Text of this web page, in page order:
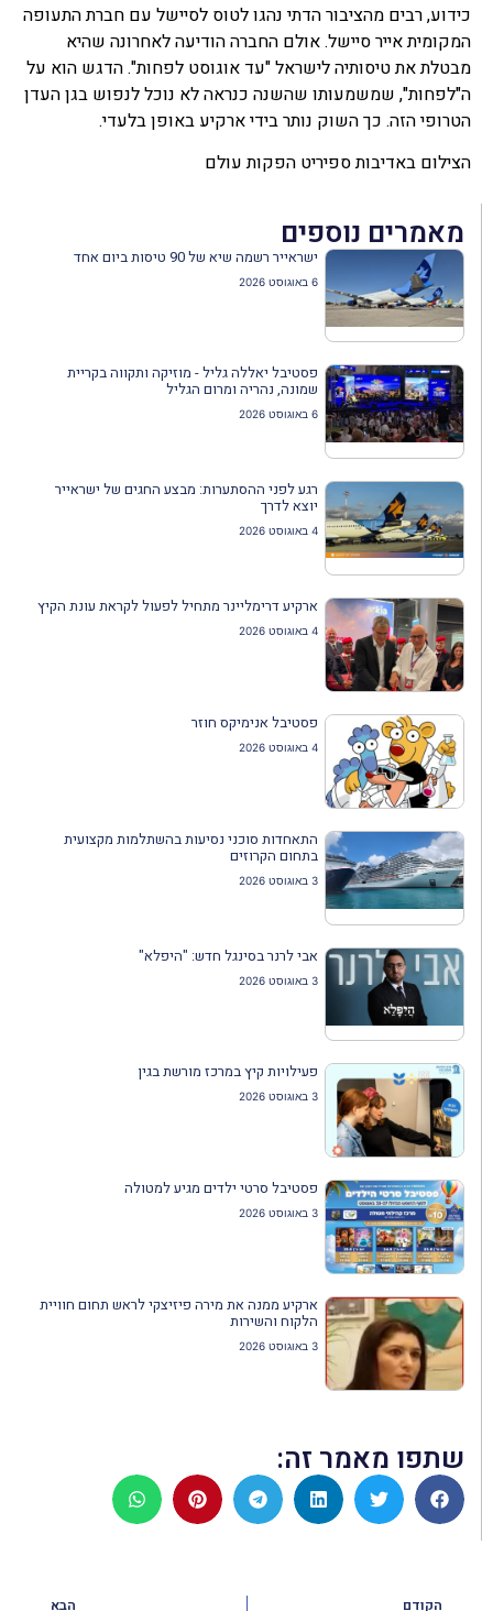
כידוע, רבים מהציבור הדתי נהגו לטוס לסיישל עם חברת התעופה
המקומית אייר סיישל. אולם החברה הודיעה לאחרונה שהיא
מבטלת את טיסותיה לישראל "עד אוגוסט לפחות". הדגש הוא על
ה"לפחות", שמשמעותו שהשנה כנראה לא נוכל לנפוש בגן העדן
הטרופי הזה. כך השוק נותר בידי ארקיע באופן בלעדי.
הצילום באדיבות ספיריט הפקות עולם
מאמרים נוספים
ישראייר רשמה שיא של 90 טיסות ביום אחד
6 באוגוסט 2026
פסטיבל יאללה גליל - מוזיקה ותקווה בקריית
שמונה, נהריה ומרום הגליל
6 באוגוסט 2026
רגע לפני ההסתערות: מבצע החגים של ישראייר
יוצא לדרך
4 באוגוסט 2026
ארקיע דרימליינר מתחיל לפעול לקראת עונת הקיץ
4 באוגוסט 2026
פסטיבל אנימיקס חוזר
4 באוגוסט 2026
התאחדות סוכני נסיעות בהשתלמות מקצועית
בתחום הקרוזים
3 באוגוסט 2026
אבי לרנר בסינגל חדש: "היפלא"
3 באוגוסט 2026
פעילויות קיץ במרכז מורשת בגין
3 באוגוסט 2026
פסטיבל סרטי ילדים מגיע למטולה
3 באוגוסט 2026
ארקיע ממנה את מירה פיזיצקי לראש תחום חוויית
הלקוח והשירות
3 באוגוסט 2026
שתפו מאמר זה:
הקודם הבא